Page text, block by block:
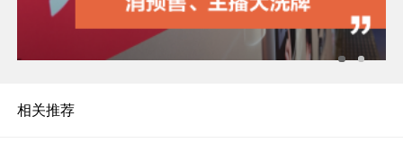
相关推荐